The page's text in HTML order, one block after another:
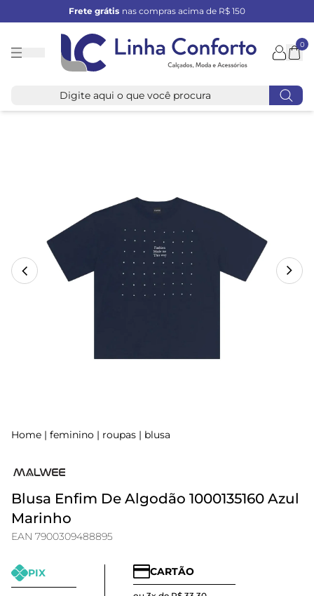
Frete grátis nas compras acima de R$ 150
Linha
0
Home | feminino | roupas | blusa
Blusa Enfim De Algodão 1000135160 Azul
Marinho
EAN 7900309488895
PIX CARTÃO